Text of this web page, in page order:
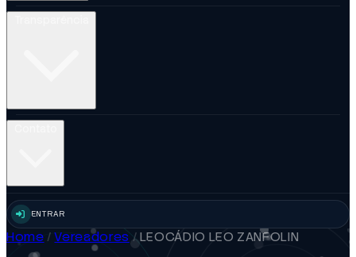
ENTRAR
Home / Vereadores /LEOCÁDIO LEO ZANFOLIN